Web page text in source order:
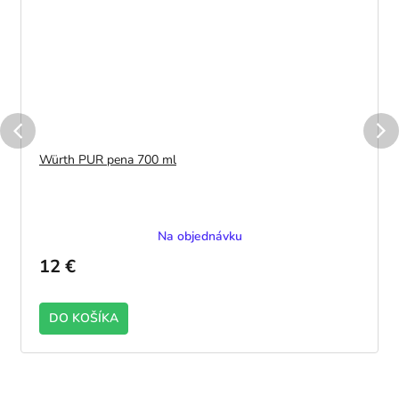
Würth PUR pena 700 ml
Na objednávku
12 €
DO KOŠÍKA